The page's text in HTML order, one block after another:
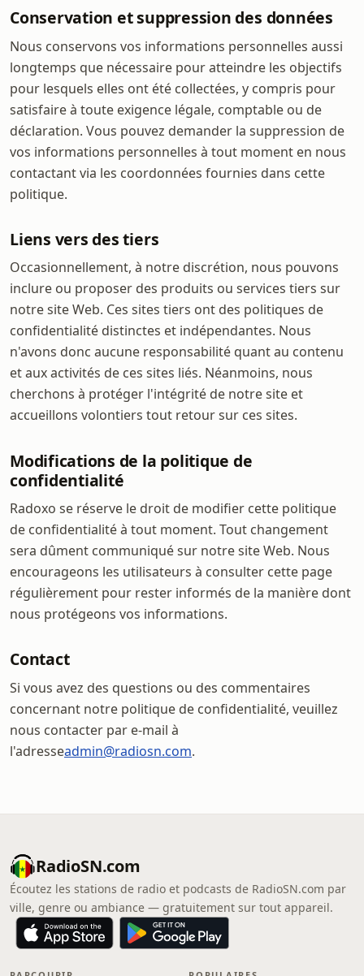
Conservation et suppression des données
Nous conservons vos informations personnelles aussi
longtemps que nécessaire pour atteindre les objectifs
pour lesquels elles ont été collectées, y compris pour
satisfaire à toute exigence légale, comptable ou de
déclaration. Vous pouvez demander la suppression de
vos informations personnelles à tout moment en nous
contactant via les coordonnées fournies dans cette
politique.
Liens vers des tiers
Occasionnellement, à notre discrétion, nous pouvons
inclure ou proposer des produits ou services tiers sur
notre site Web. Ces sites tiers ont des politiques de
confidentialité distinctes et indépendantes. Nous
n'avons donc aucune responsabilité quant au contenu
et aux activités de ces sites liés. Néanmoins, nous
cherchons à protéger l'intégrité de notre site et
accueillons volontiers tout retour sur ces sites.
Modifications de la politique de
confidentialité
Radoxo se réserve le droit de modifier cette politique
de confidentialité à tout moment. Tout changement
sera dûment communiqué sur notre site Web. Nous
encourageons les utilisateurs à consulter cette page
régulièrement pour rester informés de la manière dont
nous protégeons vos informations.
Contact
Si vous avez des questions ou des commentaires
concernant notre politique de confidentialité, veuillez
nous contacter par e-mail à
l'adresseadmin@radiosn.com.
RadioSN.com
Écoutez les stations de radio et podcasts de RadioSN.com par
ville, genre ou ambiance — gratuitement sur tout appareil.